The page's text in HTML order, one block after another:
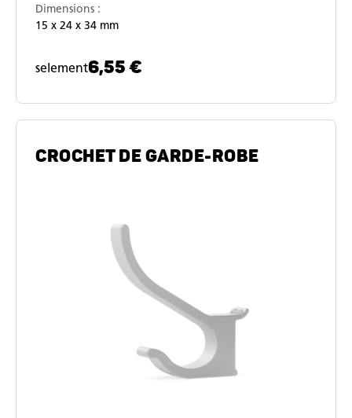
Dimensions :
15 x 24 x 34 mm
selement6,55 €
CROCHET DE GARDE-ROBE